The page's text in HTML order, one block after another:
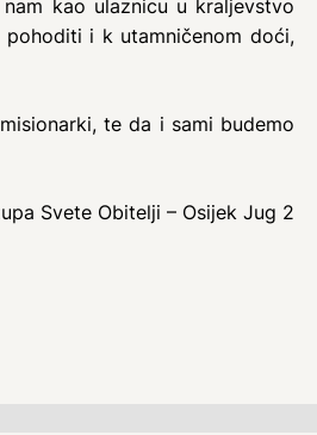
kao ulaznicu u kraljevstvo
i k utamničenom doći,
te da i sami budemo
Svete Obitelji – Osijek Jug 2